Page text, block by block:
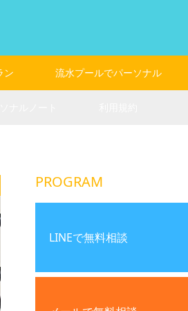
ン 流水プールでパーソナル
PROGRAM
LINEで無料相談